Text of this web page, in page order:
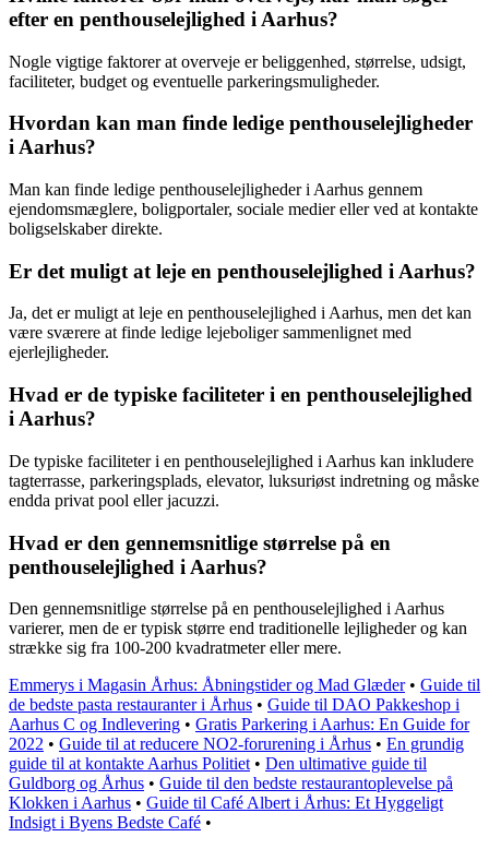
efter en penthouselejlighed i Aarhus?
Nogle vigtige faktorer at overveje er beliggenhed, størrelse, udsigt,
faciliteter, budget og eventuelle parkeringsmuligheder.
Hvordan kan man finde ledige penthouselejligheder
i Aarhus?
Man kan finde ledige penthouselejligheder i Aarhus gennem
ejendomsmæglere, boligportaler, sociale medier eller ved at kontakte
boligselskaber direkte.
Er det muligt at leje en penthouselejlighed i Aarhus?
Ja, det er muligt at leje en penthouselejlighed i Aarhus, men det kan
være sværere at finde ledige lejeboliger sammenlignet med
ejerlejligheder.
Hvad er de typiske faciliteter i en penthouselejlighed
i Aarhus?
De typiske faciliteter i en penthouselejlighed i Aarhus kan inkludere
tagterrasse, parkeringsplads, elevator, luksuriøst indretning og måske
endda privat pool eller jacuzzi.
Hvad er den gennemsnitlige størrelse på en
penthouselejlighed i Aarhus?
Den gennemsnitlige størrelse på en penthouselejlighed i Aarhus
varierer, men de er typisk større end traditionelle lejligheder og kan
strække sig fra 100-200 kvadratmeter eller mere.
Emmerys i Magasin Århus: Åbningstider og Mad Glæder• Guide til
de bedste pasta restauranter i Århus • Guide til DAO Pakkeshop i
Aarhus C og Indlevering • Gratis Parkering i Aarhus: En Guide for
2022 • Guide til at reducere NO2-forurening i Århus • En grundig
guide til at kontakte Aarhus Politiet • Den ultimative guide til
Guldborg og Århus • Guide til den bedste restaurantoplevelse på
Klokken i Aarhus • Guide til Café Albert i Århus: Et Hyggeligt
Indsigt i Byens Bedste Café •